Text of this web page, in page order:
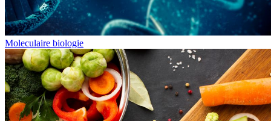
Moleculaire biologie